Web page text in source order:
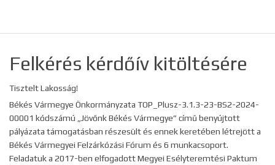
Felkérés kérdőív kitöltésére
Tisztelt Lakosság!
Békés Vármegye Önkormányzata TOP_Plusz-3.1.3-23-BS2-2024-
00001 kódszámú „Jövőnk Békés Vármegye” című benyújtott
pályázata támogatásban részesült és ennek keretében létrejött a
Békés Vármegyei Felzárkózási Fórum és 6 munkacsoport.
Feladatuk a 2017-ben elfogadott Megyei Esélyteremtési Paktum